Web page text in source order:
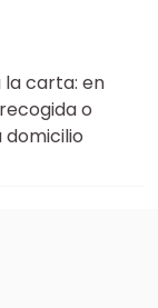
la carta: en
o